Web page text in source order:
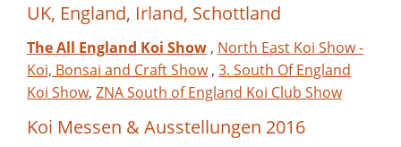
UK, England, Irland, Schottland
The All England Koi Show , North East Koi Show -
Koi, Bonsai and Craft Show, 3. South Of England
Koi Show, ZNA South of England Koi Club Show
Koi Messen & Ausstellungen 2016